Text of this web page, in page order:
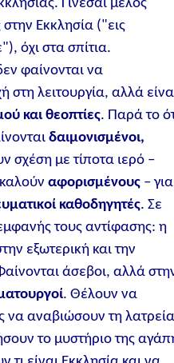
Γίνεσαι μέλος
Εκκλησία ("εις
όχι στα σπίτια.
φαίνονται να
λειτουργία, αλλά
και θεοπτίες. Παρά το
δαιμονισμένοι,
σχέση με τίποτα ιερό –
αφορισμένους – για
καθοδηγητές. Σε
τους αντίφασης: η
εξωτερική και την
άσεβοι, αλλά
. Θέλουν να
να αναβιώσουν τη
το μυστήριο της